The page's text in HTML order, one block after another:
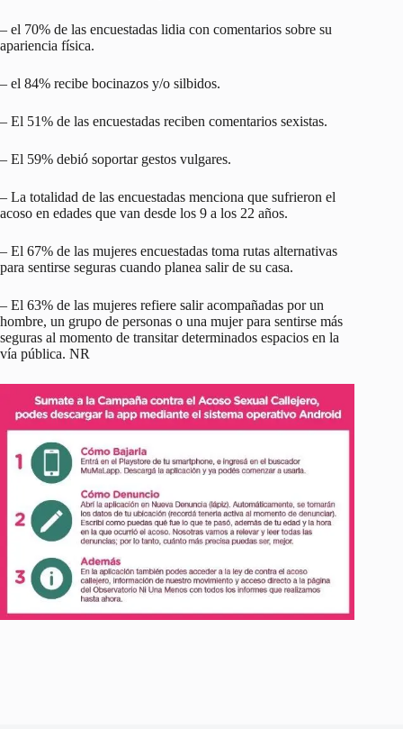
– el 70% de las encuestadas lidia con comentarios sobre su
apariencia física.
– el 84% recibe bocinazos y/o silbidos.
– El 51% de las encuestadas reciben comentarios sexistas.
– El 59% debió soportar gestos vulgares.
– La totalidad de las encuestadas menciona que sufrieron el
acoso en edades que van desde los 9 a los 22 años.
– El 67% de las mujeres encuestadas toma rutas alternativas
para sentirse seguras cuando planea salir de su casa.
– El 63% de las mujeres refiere salir acompañadas por un
hombre, un grupo de personas o una mujer para sentirse más
seguras al momento de transitar determinados espacios en la
vía pública. NR